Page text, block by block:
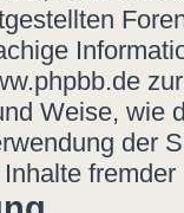
Weise, wie
der